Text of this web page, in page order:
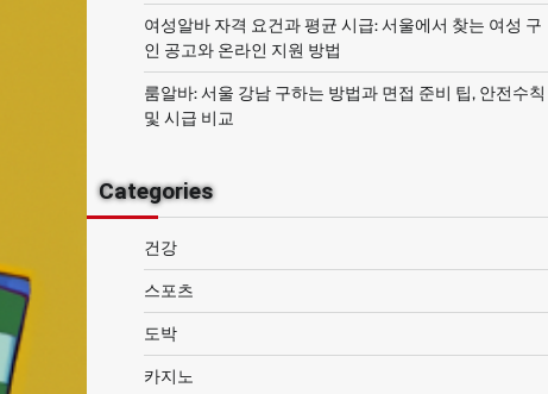
여성알바 자격 요건과 평균 시급: 서울에서 찾는 여성 구
인 공고와 온라인 지원 방법
룸알바: 서울 강남 구하는 방법과 면접 준비 팁, 안전수칙
및 시급 비교
Categories
건강
스포츠
도박
카지노